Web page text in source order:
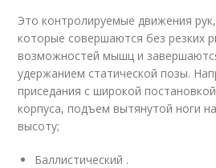
Это контролируемые движения
которые совершаются без резких
возможностей мышц и
удержанием статической позы.
приседания с широкой
корпуса, подъем вытянутой ноги
высоту;
Баллистический .